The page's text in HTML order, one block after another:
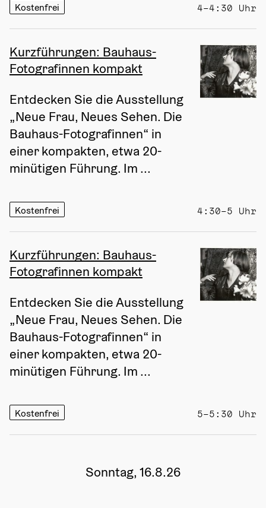
Kostenfrei 4–4:30 Uhr
Kurzführungen: Bauhaus-
Fotografinnen kompakt
Entdecken Sie die Ausstellung
„Neue Frau, Neues Sehen. Die
Bauhaus-Fotografinnen“ in
einer kompakten, etwa 20-
minütigen Führung. Im ...
Kostenfrei 4:30–5 Uhr
Kurzführungen: Bauhaus-
Fotografinnen kompakt
Entdecken Sie die Ausstellung
„Neue Frau, Neues Sehen. Die
Bauhaus-Fotografinnen“ in
einer kompakten, etwa 20-
minütigen Führung. Im ...
Kostenfrei 5–5:30 Uhr
Sonntag, 16.8.26